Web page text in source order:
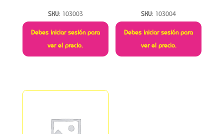
SKU: 103003
Debes iniciar sesión para
ver el precio.
SKU: 103004
Debes iniciar sesión para
ver el precio.